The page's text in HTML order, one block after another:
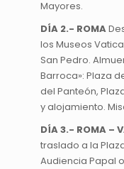
Mayores.
DÍA 2.- ROMA
los Museos
San Pedro.
Barroca»: Plaza
del Panteón,
y alojamiento.
DÍA 3.- ROMA –
traslado a la
Audiencia Papal